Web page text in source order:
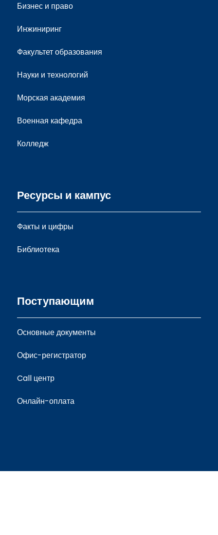
Бизнес и право
Инжиниринг
Факультет образования
Науки и технологий
Морская академия
Военная кафедра
Колледж
Ресурсы и кампус
Факты и цифры
Библиотека
Поступающим
Основные документы
Офис-регистратор
Call центр
Онлайн-оплата